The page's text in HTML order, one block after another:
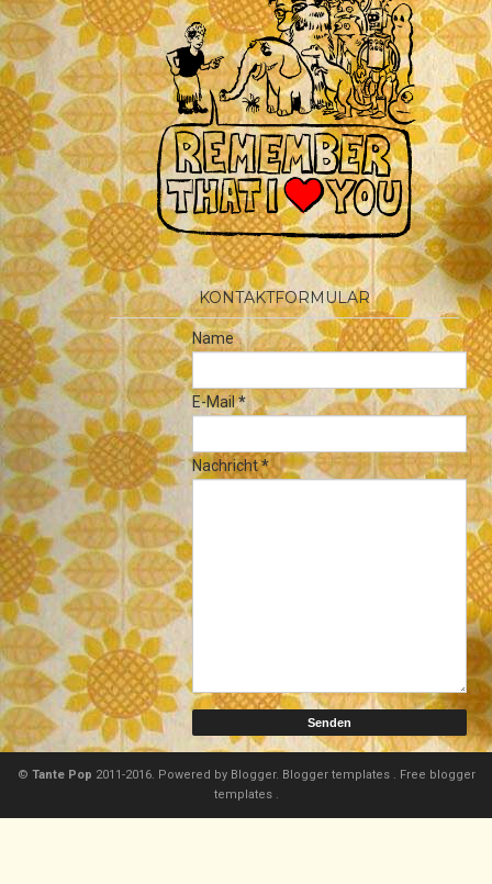
KONTAKTFORMULAR
Name
E-Mail*
Nachricht*
© Tante Pop 2011-2016. Powered by Blogger. Blogger templates . Free blogger
templates .